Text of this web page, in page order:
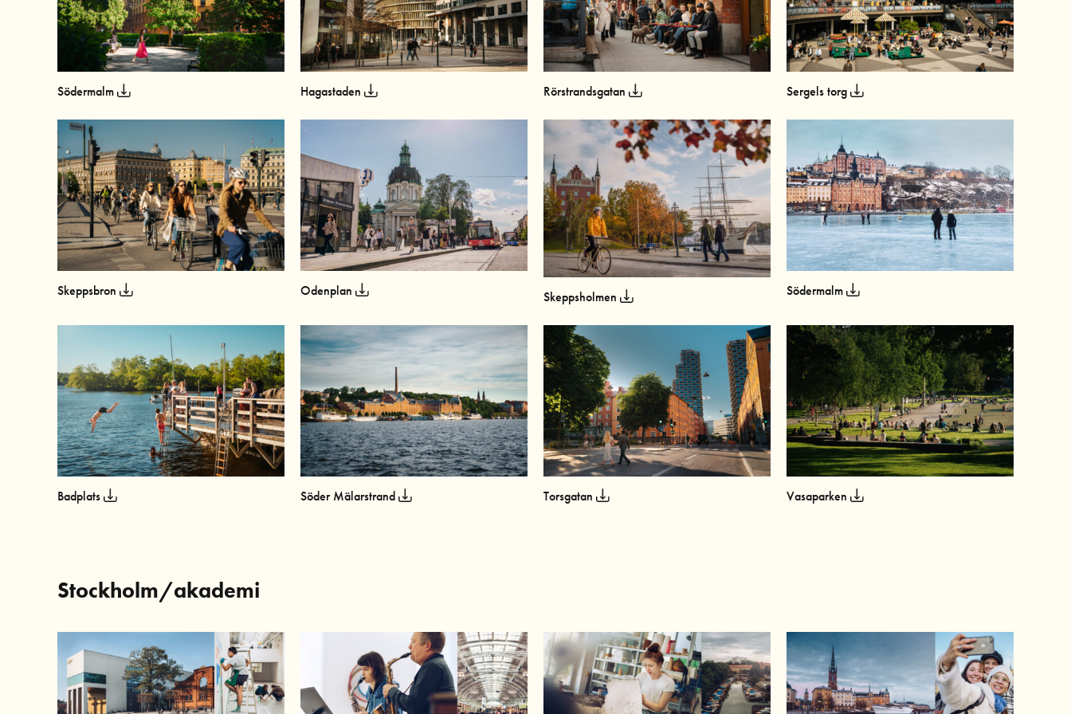
Södermalm Hagastaden Rörstrandsgatan Sergels torg
Skeppsbron Odenplan Skeppsholmen Södermalm
Badplats Söder Mälarstrand Torsgatan Vasaparken
Stockholm/akademi